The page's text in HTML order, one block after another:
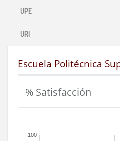
UPE
URI
Escuela Politécnica
% Satisfacción
100